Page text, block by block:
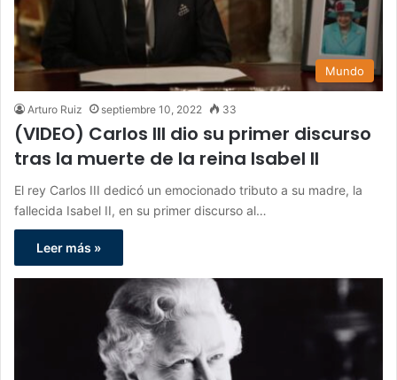
Mundo
Arturo Ruiz septiembre 10, 2022 33
(VIDEO) Carlos III dio su primer discurso
tras la muerte de la reina Isabel II
El rey Carlos III dedicó un emocionado tributo a su madre, la
fallecida Isabel II, en su primer discurso al…
Leer más »